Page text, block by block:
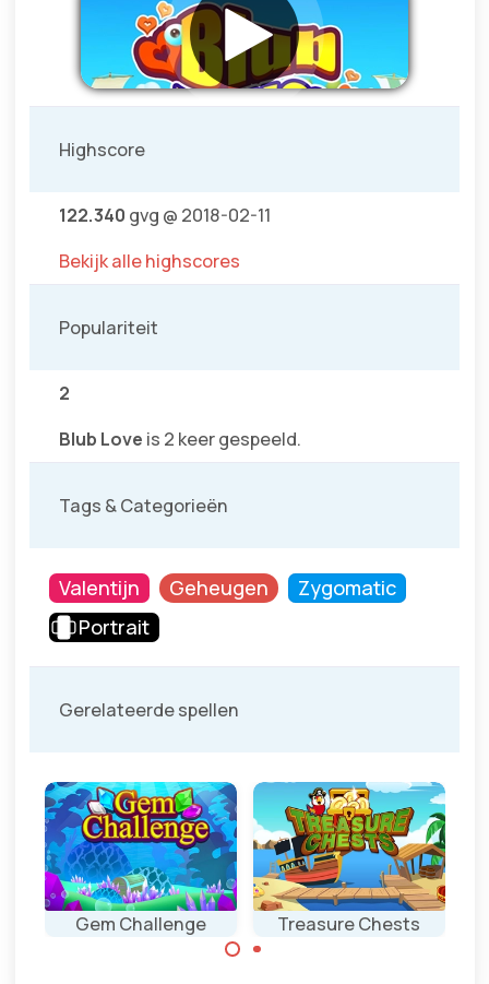
Highscore
122.340 gvg @ 2018-02-11
Bekijk alle highscores
Populariteit
2
Blub Love is 2 keer gespeeld.
Tags & Categorieën
Valentijn Geheugen
Zygomatic
Portrait
Gerelateerde spellen
Gem Challenge Treasure Chests